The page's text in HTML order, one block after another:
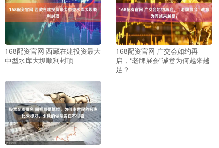
168配资官网 西藏在建投资最大
中型水库大坝顺利封顶
168配资官网 广交会如约再
启，“老牌展会”诚意为何越来越
足？